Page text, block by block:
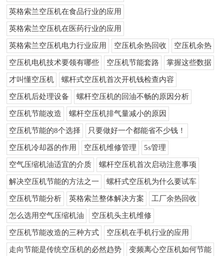
英格索兰空压机在食品行业的应用
英格索兰空压机在医药行业的应用
英格索兰空压机电力行业应用 空压机余热回收 空压机余热
空压机电机技术要领有哪些 空压机节能套路 掌握这些数据
才叫懂空压机 螺杆式空压机首次开机钱检查内容
空压机后处理设备 螺杆空压机的回油不畅的原因分析
空压机节能改造 螺杆空压机排气量减小的原因
空压机节能的8个选择 只要做好一个都能省不少钱！
空压机冷却器的作用 空压机维修管理 5s管理
空气压缩机油适宜的介质 螺杆空压机首次启动注意事项
解决空压机节能的方法之一 螺杆式空压机为什么要试车
空压机节能分析 英格索兰整体解决方案 工厂余热回收
怎么选用空气压缩机油 空压机头主机维修
空压机节能改造的三种方式 空压机在手机行业的应用
走向节能是传统空压机的必然趋势 变频离心空压机如何节能